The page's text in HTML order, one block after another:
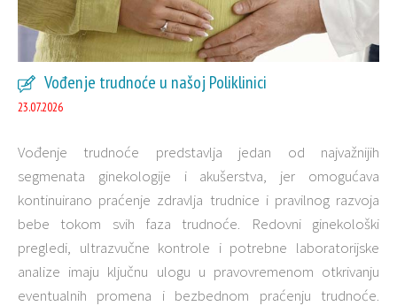
Vođenje trudnoće u našoj Poliklinici
23.07.2026
Vođenje trudnoće predstavlja jedan od najvažnijih
segmenata ginekologije i akušerstva, jer omogućava
kontinuirano praćenje zdravlja trudnice i pravilnog razvoja
bebe tokom svih faza trudnoće. Redovni ginekološki
pregledi, ultrazvučne kontrole i potrebne laboratorijske
analize imaju ključnu ulogu u pravovremenom otkrivanju
eventualnih promena i bezbednom praćenju trudnoće.